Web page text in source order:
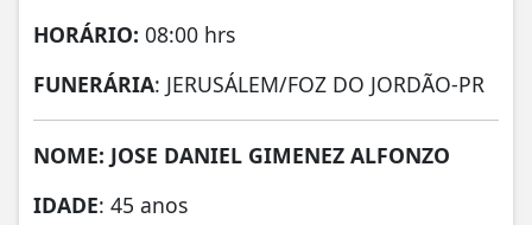
HORÁRIO: 08:00 hrs
FUNERÁRIA: JERUSÁLEM/FOZ DO JORDÃO-PR
NOME: JOSE DANIEL GIMENEZ ALFONZO
IDADE: 45 anos